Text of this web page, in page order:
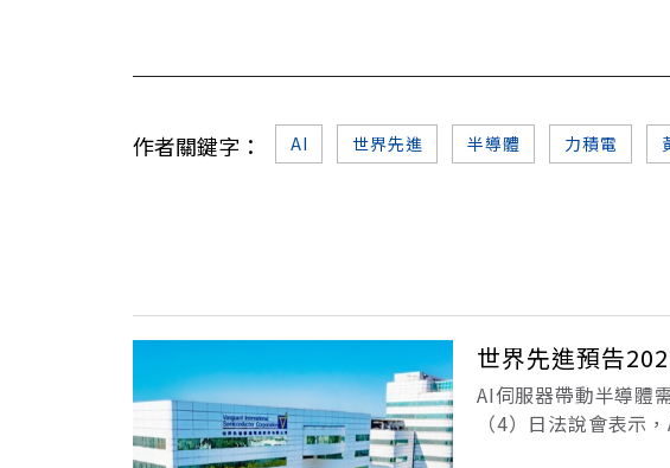
作者關鍵字： AI 世界先進 半導體 力積電
世界先進預告
AI伺服器帶動半導體
（4）日法說會表示